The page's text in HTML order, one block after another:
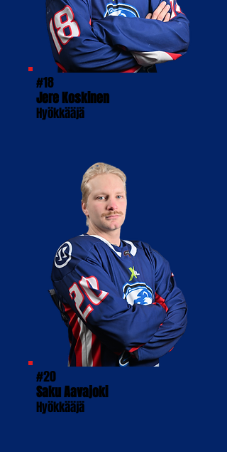
#18
Jere Koskinen
Hyökkääjä
#20
Saku Aavajoki
Hyökkääjä